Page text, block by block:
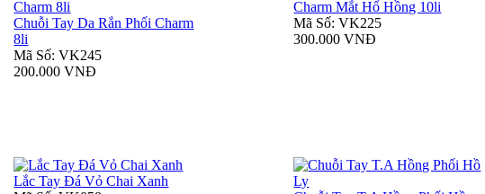
Chuỗi Tay Da Rắn Phối Charm
8li
Mã Số: VK245
200.000 VNĐ
Charm Mắt Hổ Hồng 10li
Mã Số: VK225
300.000 VNĐ
Lắc Tay Đá Vỏ Chai Xanh